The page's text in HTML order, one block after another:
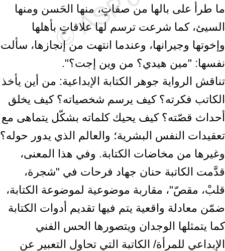
ما طرأ على بالها من صفاتٍ، منها الحَسن ومنها
السيئ، كما شرعت ترسم لها علاقاتٍ بأهلها
وإخوتها وجيرانها، وعندما انتهت من إنجازها، سألت
نفسها: "مين هيدي؟ من وين إجت؟".
تناقش الرواية جوهر الكتابة الإبداعية: من أين يأخذ
الكاتب فكرته؟ كيف يرسم شخصياته؟ كيف يخلق
أحداث قصّته؟ كيف يحيك كلماته بشكّل يتماهى مع
تعقيدات النفس البشرية؛ والعالم الذي يدور حوله؟
وغيرها من مخاضات الكتابة. وفي هذا المعنى،
قدَّمت الكاتبة حنان جهاد فرحات في "شجرة،
قلبْ، مقصّ"، مقاربة موضوعية لموضوعة الكتابة،
ضمّن معادلة واقعية يتم فيها تقديم أدوات الكتابة
كما يتمثلها الوجدان ويتصورها الحس الفني
الإبداعي للمرأة/ الكاتبة التي تحاول التعبير عن